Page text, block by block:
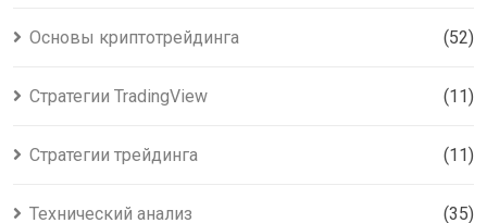
Основы криптотрейдинга (52)
Стратегии TradingView (11)
Стратегии трейдинга (11)
Технический анализ (35)